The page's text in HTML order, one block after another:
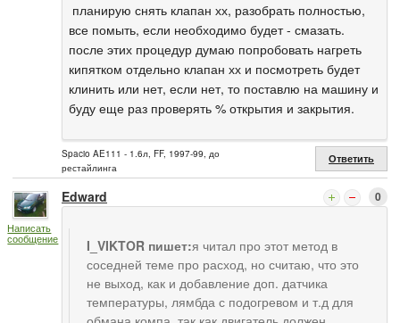
планирую снять клапан хх, разобрать полностью,
все помыть, если необходимо будет - смазать.
после этих процедур думаю попробовать нагреть
кипятком отдельно клапан хх и посмотреть будет
клинить или нет, если нет, то поставлю на машину и
буду еще раз проверять % открытия и закрытия.
Spacio AE111 - 1.6л, FF, 1997-99, до
рестайлинга
Ответить
Написать
сообщение
Edward 0
I_VIKTOR пишет:я читал про этот метод в
соседней теме про расход, но считаю, что это
не выход, как и добавление доп. датчика
температуры, лямбда с подогревом и т.д для